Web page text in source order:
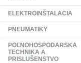
ELEKTROINŠTALACIA
PNEUMATIKY
POĽNOHOSPODARSKA
TECHNIKA A
PRISLUŠENSTVO